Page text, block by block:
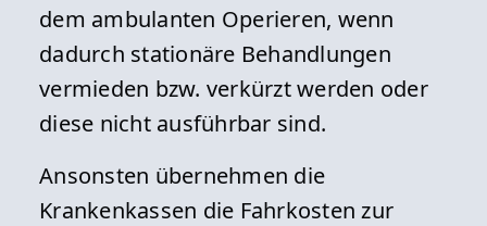
dem ambulanten Operieren, wenn
dadurch stationäre Behandlungen
vermieden bzw. verkürzt werden oder
diese nicht ausführbar sind.
Ansonsten übernehmen die
Krankenkassen die Fahrkosten zur